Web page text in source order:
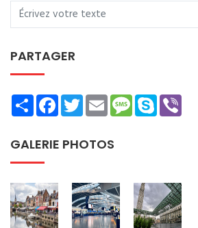
PARTAGER
ShareFacebookTwitterEmailMessage
Skype
GALERIE PHOTOS